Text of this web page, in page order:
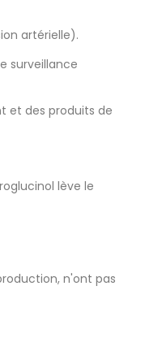
artérielle).
surveillance
et des produits de
lève le
n'ont pas